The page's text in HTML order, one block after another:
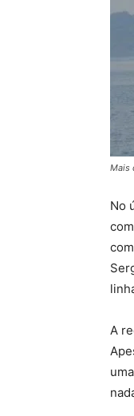
Mais
No
A